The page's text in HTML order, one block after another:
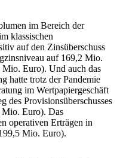
im Bereich der
klassischen
auf den Zinsüberschuss
auf 169,2 Mio.
Euro). Und auch das
hatte trotz der Pandemie
im Wertpapiergeschäft
des Provisionsüberschusses
Euro). Das
operativen Erträgen in
Mio. Euro).